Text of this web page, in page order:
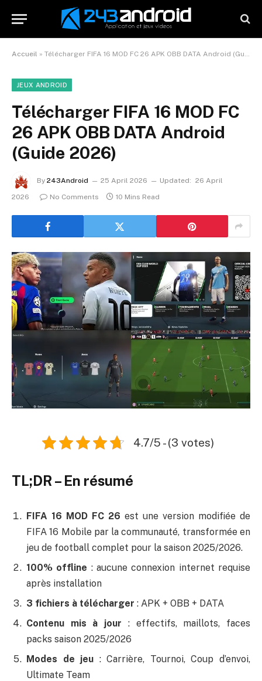
Accueil » Télécharger FIFA 16 MOD FC 26 APK OBB DATA Android (Guide 2026)
JEUX ANDROID
Télécharger FIFA 16 MOD FC
26 APK OBB DATA Android
(Guide 2026)
By 243Android 25 April 2026 Updated: 26 April
2026
No Comments 10 Mins Read
4.7/5 - (3 votes)
TL;DR – En résumé
FIFA 16 MOD FC 26 est une version modifiée de
FIFA 16 Mobile par la communauté, transformée en
jeu de football complet pour la saison 2025/2026.
100% offline : aucune connexion internet requise
après installation
3 fichiers à télécharger : APK + OBB + DATA
Contenu mis à jour : effectifs, maillots, faces
packs saison 2025/2026
Modes de jeu : Carrière, Tournoi, Coup d’envoi,
Ultimate Team